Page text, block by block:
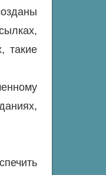
такие